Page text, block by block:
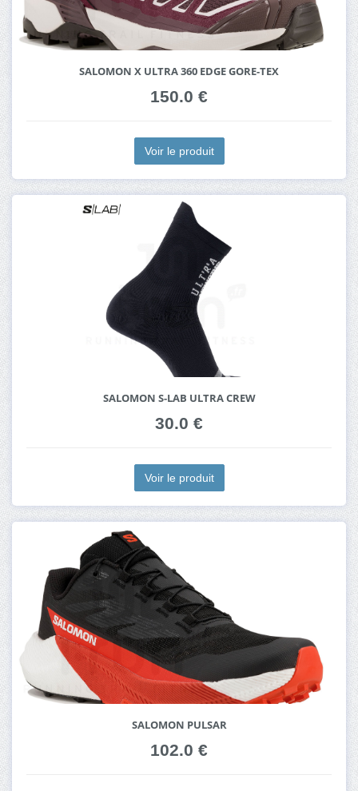
SALOMON X ULTRA 360 EDGE GORE-TEX
150.0 €
Voir le produit
SALOMON S-LAB ULTRA CREW
30.0 €
Voir le produit
SALOMON PULSAR
102.0 €